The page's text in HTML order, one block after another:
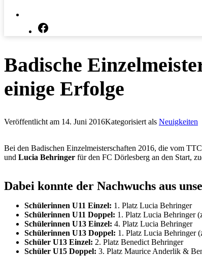
Badische
einige Erfolge
Veröffentlicht am 14. Juni 2016Kategorisiert als Neuigkeiten
Bei den Badischen Einzelmeisterschaften 2016, die vom
und Lucia Behringer für den FC Dörlesberg an den Start,
Dabei konnte der Nachwuchs aus
Schülerinnen U11 Einzel: 1. Platz Lucia Behringer
Schülerinnen U11 Doppel: 1. Platz Lucia Behringer
Schülerinnen U13 Einzel: 4. Platz Lucia Behringer
Schülerinnen U13 Doppel: 1. Platz Lucia Behringer
Schüler U13 Einzel: 2. Platz Benedict Behringer
Schüler U15 Doppel: 3. Platz Maurice Anderlik &